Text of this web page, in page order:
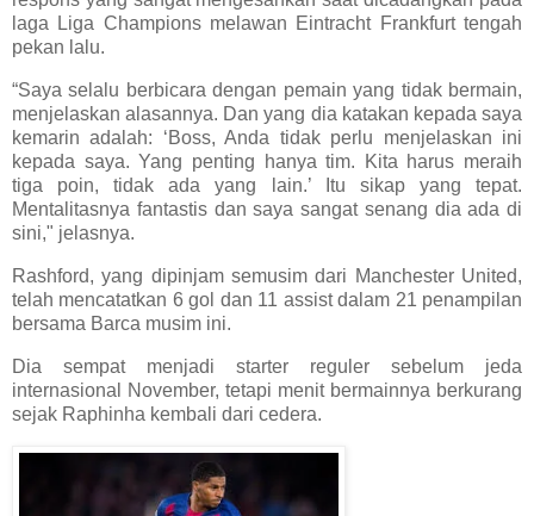
laga Liga Champions melawan Eintracht Frankfurt tengah
pekan lalu.
“Saya selalu berbicara dengan pemain yang tidak bermain,
menjelaskan alasannya. Dan yang dia katakan kepada saya
kemarin adalah: ‘Boss, Anda tidak perlu menjelaskan ini
kepada saya. Yang penting hanya tim. Kita harus meraih
tiga poin, tidak ada yang lain.’ Itu sikap yang tepat.
Mentalitasnya fantastis dan saya sangat senang dia ada di
sini," jelasnya.
Rashford, yang dipinjam semusim dari Manchester United,
telah mencatatkan 6 gol dan 11 assist dalam 21 penampilan
bersama Barca musim ini.
Dia sempat menjadi starter reguler sebelum jeda
internasional November, tetapi menit bermainnya berkurang
sejak Raphinha kembali dari cedera.